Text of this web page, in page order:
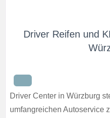
Driver Reifen und
Driver Center in Würzburg
umfangreichen Autoservice